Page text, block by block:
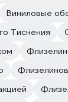
Виниловые
Тиснения